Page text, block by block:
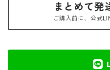
まとめて発
ご購入前に、公式